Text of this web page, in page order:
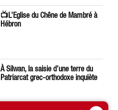
📺L’Eglise du Chêne de Mambré à
Hébron
À Silwan, la saisie d’une terre du
Patriarcat grec-orthodoxe inquiète